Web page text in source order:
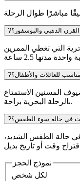
?الذهبي والبوسفور؟
التي تغطي الممرين
?للعائلات والأطفال؟
المسنين الاستمتاع
بالرحلة البحرية براحة.
?في حالة سوء الطقس؟
حالة الطقس الشديد،
نموذج الحجز
لكل شخص